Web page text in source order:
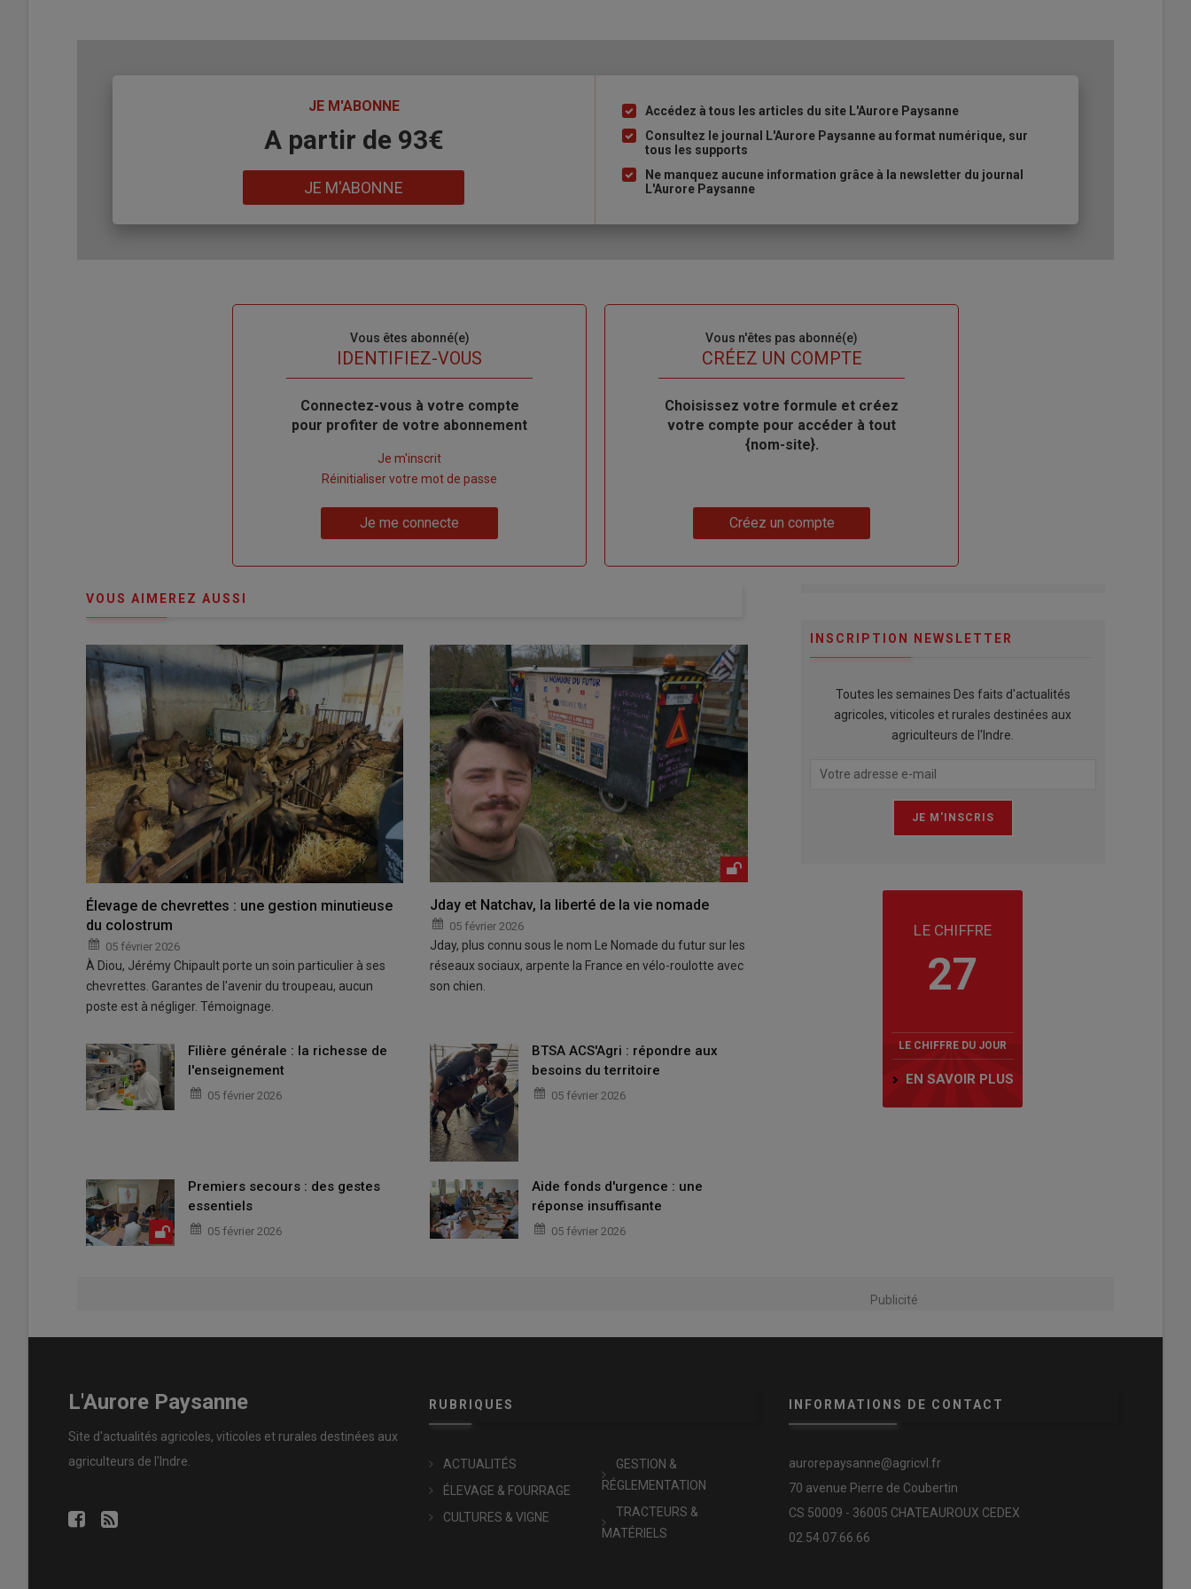
JE M'ABONNE
A partir de 93€
JE M'ABONNE
Liste
à
puce
Accédez à tous les articles du site L'Aurore Paysanne
Consultez le journal L'Aurore Paysanne au format numérique, sur
tous les supports
Ne manquez aucune information grâce à la newsletter du journal
L'Aurore Paysanne
Vous êtes abonné(e)
IDENTIFIEZ-VOUS
Body
Connectez-vous à votre compte
pour profiter de votre abonnement
compte"
Je m'inscrit
Réinitialiser votre mot de passe
Je me connecte
Vous n'êtes pas abonné(e)
TITRECRÉEZ UN COMPTE
Body
Choisissez votre formule et créez
votre compte pour accéder à tout
{nom-site}.
Créez un compte
VOUS AIMEREZ AUSSI
Élevage de chevrettes : une gestion minutieuse
du colostrum
05 février 2026
À Diou, Jérémy Chipault porte un soin particulier à ses
chevrettes. Garantes de l'avenir du troupeau, aucun
poste est à négliger. Témoignage.
Jday et Natchav, la liberté de la vie nomade
05 février 2026
Jday, plus connu sous le nom Le Nomade du futur sur les
réseaux sociaux, arpente la France en vélo-roulotte avec
son chien.
Filière générale : la richesse de
l'enseignement
05 février 2026
BTSA ACS'Agri : répondre aux
besoins du territoire
05 février 2026
Premiers secours : des gestes
essentiels
05 février 2026
Aide fonds d'urgence : une
réponse insuffisante
05 février 2026
INSCRIPTION NEWSLETTER
Toutes les semaines Des faits d'actualités
agricoles, viticoles et rurales destinées aux
agriculteurs de l'Indre.
LE CHIFFRE
27
LE CHIFFRE DU JOUR
EN SAVOIR PLUS
Publicité
L'Aurore Paysanne
Site d'actualités agricoles, viticoles et rurales destinées aux
agriculteurs de l'Indre.
RUBRIQUES
ACTUALITÉS
ÉLEVAGE & FOURRAGE
CULTURES & VIGNE
GESTION &
RÉGLEMENTATION
TRACTEURS &
MATÉRIELS
INFORMATIONS DE CONTACT
aurorepaysanne@agricvl.fr
70 avenue Pierre de Coubertin
CS 50009 - 36005 CHATEAUROUX CEDEX
02.54.07.66.66